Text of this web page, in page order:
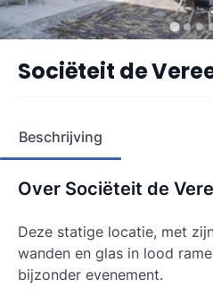
Sociëteit de
Beschrijving
Over Sociëteit de
Deze statige locatie, met
wanden en glas in lood
bijzonder evenement.